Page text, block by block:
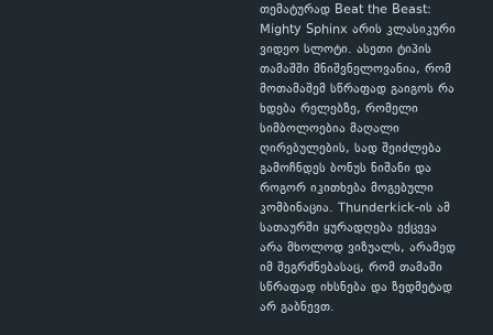
თემატურად Beat the Beast:
Mighty Sphinx არის კლასიკური
ვიდეო სლოტი. ასეთი ტიპის
თამაშში მნიშვნელოვანია, რომ
მოთამაშემ სწრაფად გაიგოს რა
ხდება რელებზე, რომელი
სიმბოლოებია მაღალი
ღირებულების, სად შეიძლება
გამოჩნდეს ბონუს ნიშანი და
როგორ იკითხება მოგებული
კომბინაცია. Thunderkick-ის ამ
სათაურში ყურადღება ექცევა
არა მხოლოდ ვიზუალს, არამედ
იმ შეგრძნებასაც, რომ თამაში
სწრაფად იხსნება და ზედმეტად
არ გაბნევთ.